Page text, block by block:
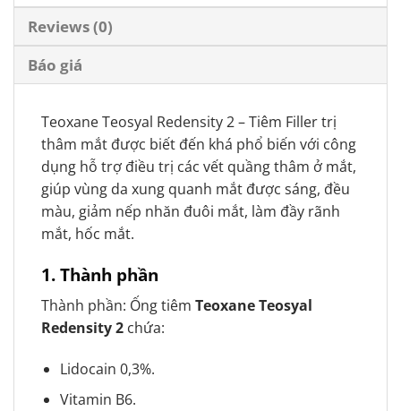
Reviews (0)
Báo giá
Teoxane Teosyal Redensity 2 – Tiêm Filler trị
thâm mắt được biết đến khá phổ biến với công
dụng hỗ trợ điều trị các vết quầng thâm ở mắt,
giúp vùng da xung quanh mắt được sáng, đều
màu, giảm nếp nhăn đuôi mắt, làm đầy rãnh
mắt, hốc mắt.
1.Thành phần
Thành phần: Ống tiêm Teoxane Teosyal
Redensity 2 chứa:
Lidocain 0,3%.
Vitamin B6.